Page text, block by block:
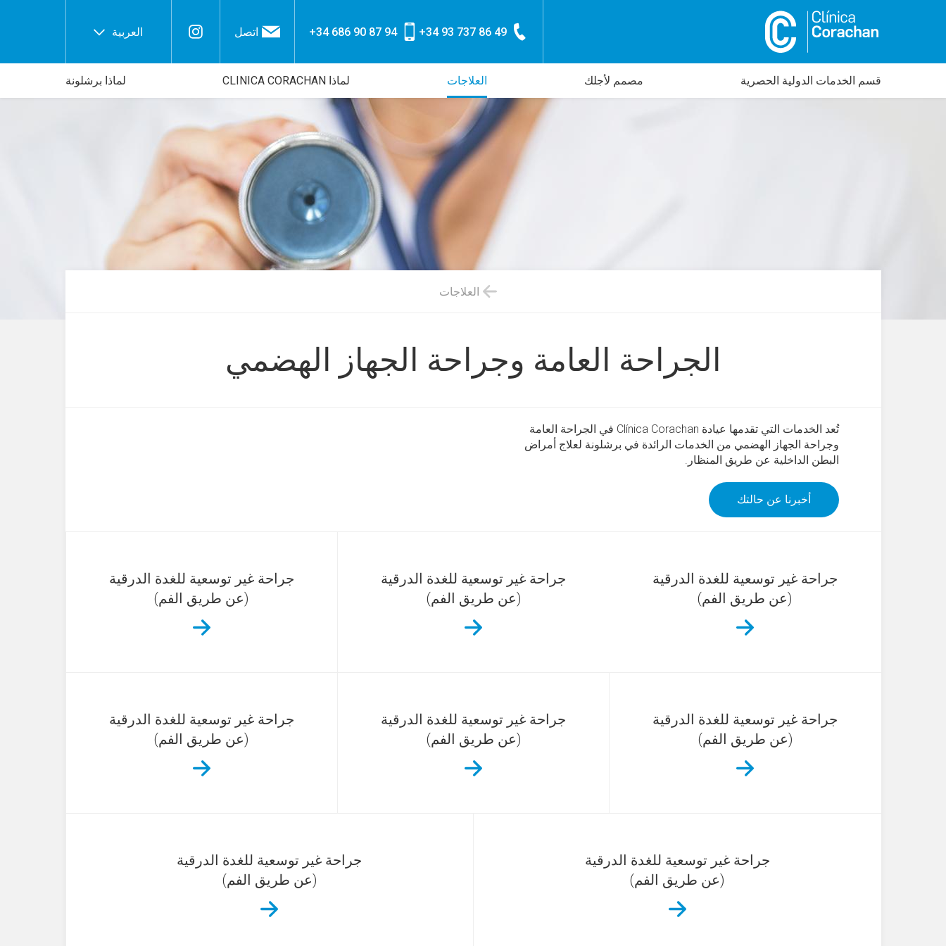
+34 93 737 86 49
+34 686 90 87 94 اتصل العربية
قسم الخدمات الدولية الحصرية مصمم لأجلك العلاجات لماذا CLINICA CORACHAN لماذا برشلونة
العلاجات
الجراحة العامة وجراحة الجهاز الهضمي
تُعد الخدمات التي تقدمها عيادة Clínica Corachan في الجراحة العامة
وجراحة الجهاز الهضمي من الخدمات الرائدة في برشلونة لعلاج أمراض
البطن الداخلية عن طريق المنظار.
أخبرنا عن حالتك
جراحة غير توسعية للغدة الدرقية
(عن طريق الفم)
جراحة غير توسعية للغدة الدرقية
(عن طريق الفم)
جراحة غير توسعية للغدة الدرقية
(عن طريق الفم)
جراحة غير توسعية للغدة الدرقية
(عن طريق الفم)
جراحة غير توسعية للغدة الدرقية
(عن طريق الفم)
جراحة غير توسعية للغدة الدرقية
(عن طريق الفم)
جراحة غير توسعية للغدة الدرقية
(عن طريق الفم)
جراحة غير توسعية للغدة الدرقية
(عن طريق الفم)